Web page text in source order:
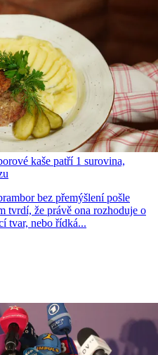
kaše patří 1 surovina,
bez přemýšlení pošle
tvrdí, že právě ona rozhoduje o
tvar, nebo řídká...